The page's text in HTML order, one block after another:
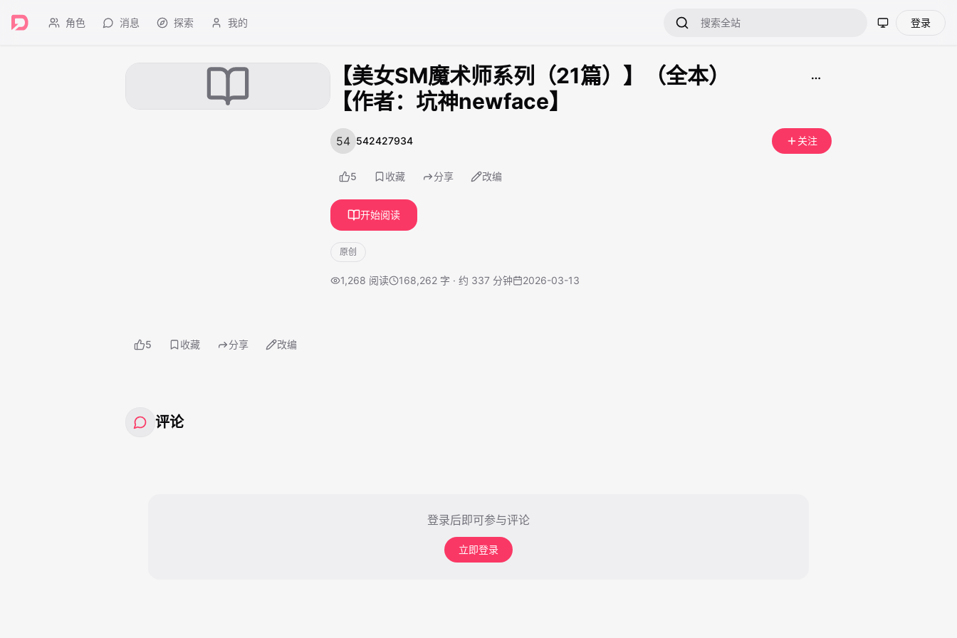
角色 消息 探索 我的 登录
【美女SM魔术师系列（21篇）】（全本）
【作者：坑神newface】
542427934 关注
5 收藏 分享 改编
开始阅读
原创
1,268 阅读 168,262 字 · 约 337 分钟 2026-03-13
5 收藏 分享 改编
评论
登录后即可参与评论
立即登录